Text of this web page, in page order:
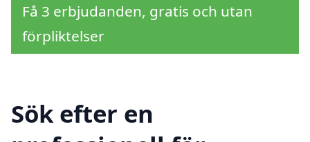
Få 3 erbjudanden, gratis och utan
förpliktelser
Sök efter en